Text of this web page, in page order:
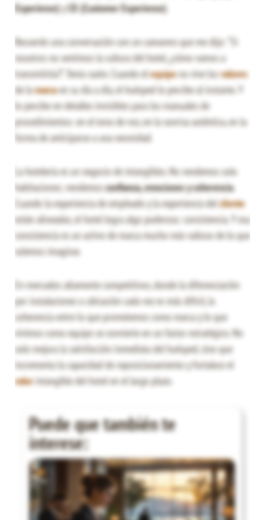
Experience)yCX (Customer Experience).
Recuerdo una conversación con un camarero que me dijo: “Si
nosotros no sentimos la cultura del hotel, ¿cómo vamos a
transmitirla?”. Tenía razón. Cuando elequipono vive losvalores
de lamarcaen su día a día, el huésped lo percibe al instante. Y
lo percibe en detalles invisibles para los manuales de
procedimientos: en el tono de voz, en la sonrisa auténtica, en la
forma de anticiparse a una necesidad.
La hotelería es un negocio de intangibles. No vendemos solo
habitaciones; vendemosconfianza, emociones y coherencia.
Cuando la experiencia de empleado y la experiencia delcliente
están alineadas, el hotel logra algo poderoso: consistencia. Y esa
consistencia es un activo de marca mucho más valioso de lo que
solemos imaginar.
En mercados altamente competitivos, donde la diferenciación
por instalaciones o ubicación cada vez es más difícil, la
coherencia entre lo que prometemos como marca y lo que
vivimos como equipo se convierte en un factor estratégico. No
solo mejora la satisfacción inmediata del huésped, sino que
incrementa la capacidad de reposicionamiento y fortalece el
valorintangible del hotel en el largo plazo.
Puede que también te
interese: